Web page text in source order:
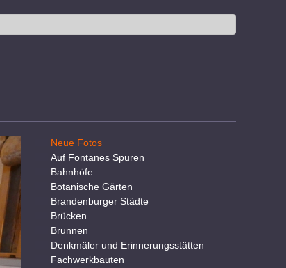
Neue Fotos
Auf Fontanes Spuren
Bahnhöfe
Botanische Gärten
Brandenburger Städte
Brücken
Brunnen
Denkmäler und Erinnerungsstätten
Fachwerkbauten